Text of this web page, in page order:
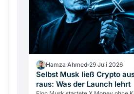
Hamza Ahmed 29 Juli 2026
Selbst Musk ließ Crypto
raus: Was der Launch lehrt